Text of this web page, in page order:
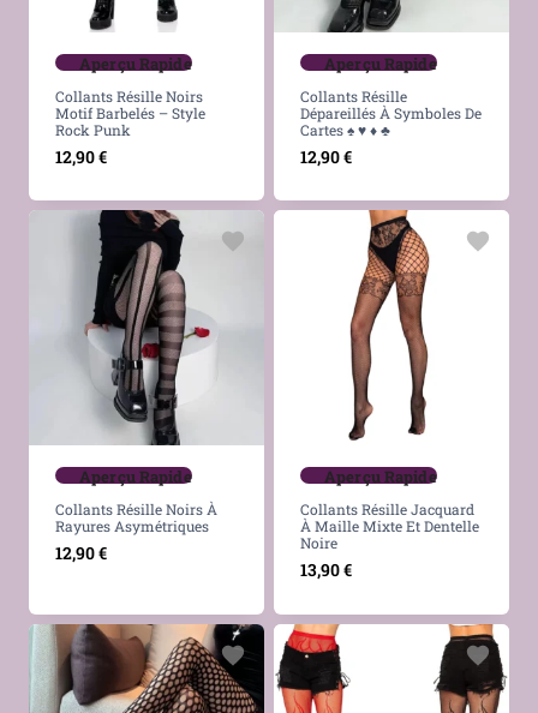
Aperçu Rapide
Collants Résille Noirs
Motif Barbelés – Style
Rock Punk
12,90€
Aperçu Rapide
Collants Résille
Dépareillés À Symboles De
Cartes ♠ ♥ ♦ ♣
12,90€
Aperçu Rapide
Collants Résille Noirs À
Rayures Asymétriques
12,90€
Aperçu Rapide
Collants Résille Jacquard
À Maille Mixte Et Dentelle
Noire
13,90€